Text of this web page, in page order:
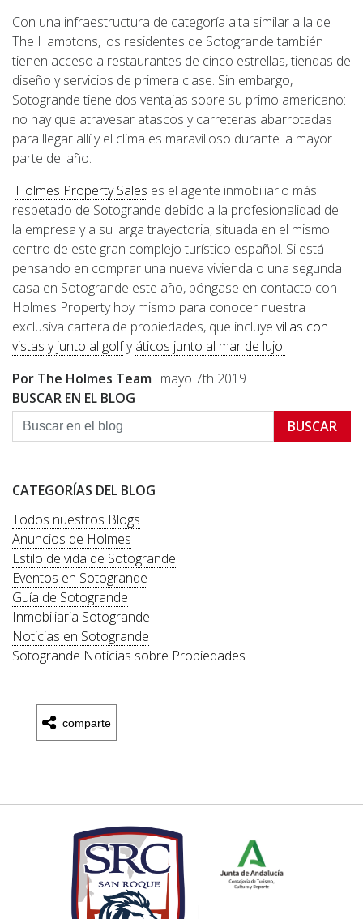
Con una infraestructura de categoría alta similar a la de
The Hamptons, los residentes de Sotogrande también
tienen acceso a restaurantes de cinco estrellas, tiendas de
diseño y servicios de primera clase. Sin embargo,
Sotogrande tiene dos ventajas sobre su primo americano:
no hay que atravesar atascos y carreteras abarrotadas
para llegar allí y el clima es maravilloso durante la mayor
parte del año.
Holmes Property Sales es el agente inmobiliario más
respetado de Sotogrande debido a la profesionalidad de
la empresa y a su larga trayectoria, situada en el mismo
centro de este gran complejo turístico español. Si está
pensando en comprar una nueva vivienda o una segunda
casa en Sotogrande este año, póngase en contacto con
Holmes Property hoy mismo para conocer nuestra
exclusiva cartera de propiedades, que incluye villas con
vistas y junto al golfyáticos junto al mar de lujo.
Por The Holmes Team · mayo 7th 2019
BUSCAR EN EL BLOG
BUSCAR
CATEGORÍAS DEL BLOG
Todos nuestros Blogs
Anuncios de Holmes
Estilo de vida de Sotogrande
Eventos en Sotogrande
Guía de Sotogrande
Inmobiliaria Sotogrande
Noticias en Sotogrande
Sotogrande Noticias sobre Propiedades
comparte